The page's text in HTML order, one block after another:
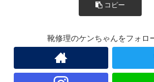
コピー
靴修理のケンちゃんをフォロ